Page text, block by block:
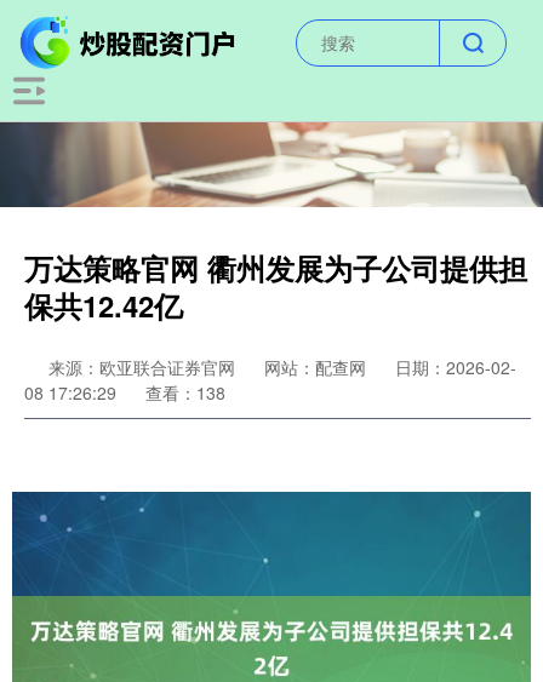
万达策略官网 衢州发展为子公司提供担
保共12.42亿
来源：欧亚联合证券官网 网站：配查网
日期：2026-02-
08 17:26:29
查看：138